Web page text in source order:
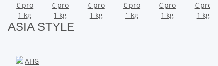
€ pro
1 kg
€ pro
1 kg
€ pro
1 kg
€ pro
1 kg
€ pro
1 kg
€ pro
1 kg
ASIASTYLE